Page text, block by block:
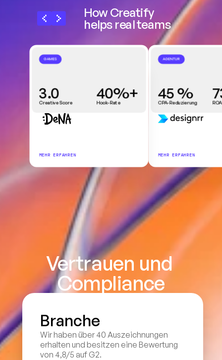
How Creatify
helps real teams
AGENTUR
45 %
CPA-Reduzierung
MEHR ERFAHREN
GAMES
3.0
Creative Score
40%+
Hook-Rate
MEHR ERFAHREN
Vertrauen und
Compliance
Branche
Wir haben über 40 Auszeichnungen
erhalten und besitzen eine Bewertung
von 4,8/5 auf G2.